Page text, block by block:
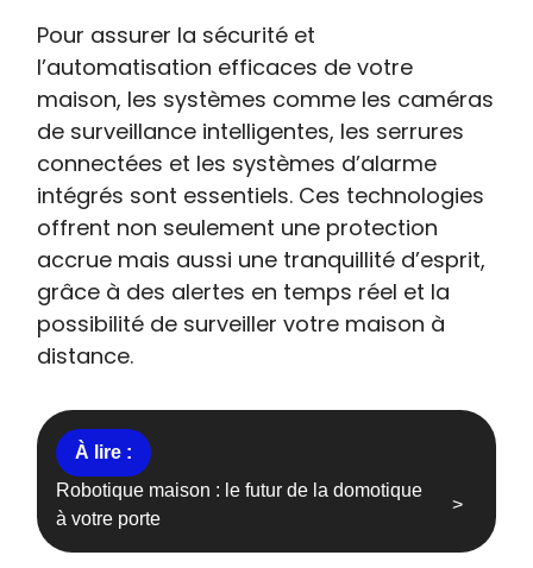
Pour assurer la sécurité et
l’automatisation efficaces de votre
maison, les systèmes comme les caméras
de surveillance intelligentes, les serrures
connectées et les systèmes d’alarme
intégrés sont essentiels. Ces technologies
offrent non seulement une protection
accrue mais aussi une tranquillité d’esprit,
grâce à des alertes en temps réel et la
possibilité de surveiller votre maison à
distance.
Robotique maison : le futur de la domotique
à votre porte